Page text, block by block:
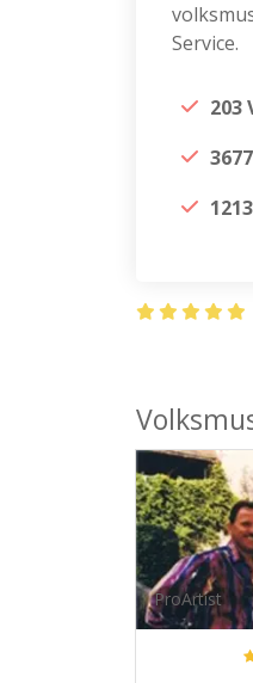
Service.
203
ProArtist